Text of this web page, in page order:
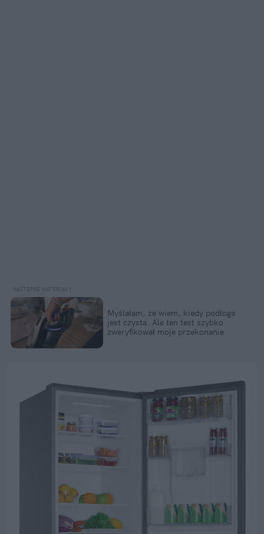
Myślałam, że wiem, kiedy podłoga
jest czysta. Ale ten test szybko
zweryfikował moje przekonanie